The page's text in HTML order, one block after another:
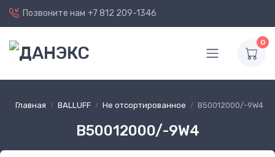
Позвоните нам +7 812 209-1346
0
Главная BALLUFF Не отсортированное B50012000/-9W4
B50012000/-9W4